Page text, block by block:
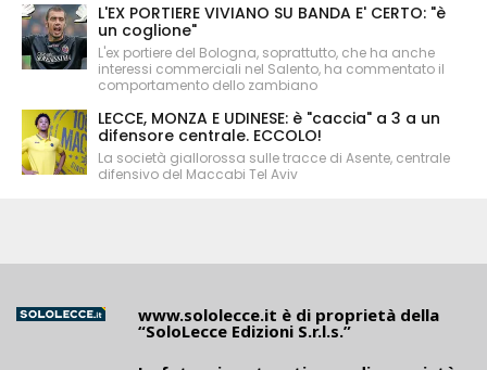
L'EX PORTIERE VIVIANO SU BANDA E' CERTO: "è
un coglione"
L'ex portiere del Bologna, soprattutto, che ha anche
interessi commerciali nel Salento, ha commentato il
comportamento dello zambiano
LECCE, MONZA E UDINESE: è "caccia" a 3 a un
difensore centrale. ECCOLO!
La società giallorossa sulle tracce di Asente, centrale
difensivo del Maccabi Tel Aviv
www.sololecce.it è di proprietà della
“SoloLecce Edizioni S.r.l.s.”